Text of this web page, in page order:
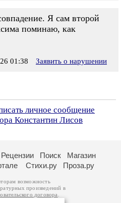
Я сам второй
поминаю, как
01:38 Заявить о нарушении
личное сообщение
Константин Лисов
Рецензии Поиск
Магазин
Стихи.ру Проза.ру
возможность
произведений в
договора
принадлежат авторам